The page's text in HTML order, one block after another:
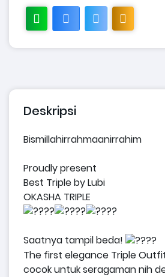
Deskripsi
Bismillahirrahmaanirrahim
Proudly present
Best Triple by Lubi
OKASHA TRIPLE
Saatnya tampil beda!
The first elegance Triple
cocok untuk seragaman nih